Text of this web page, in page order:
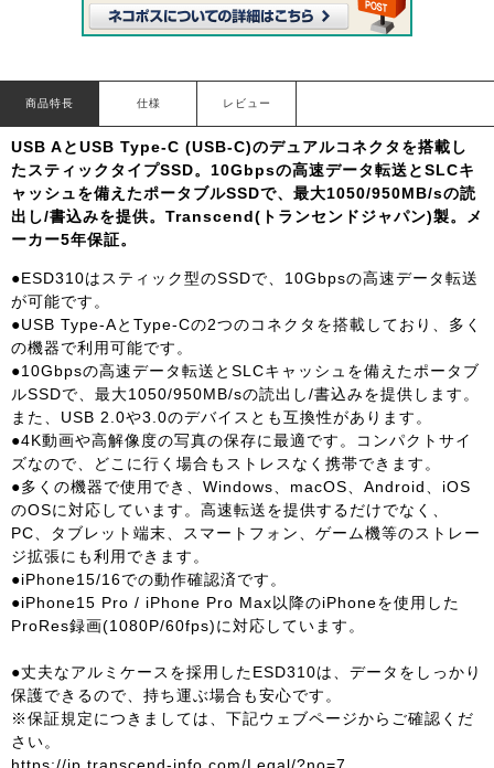
商品特長 仕様 レビュー
USB AとUSB Type-C (USB-C)のデュアルコネクタを搭載し
たスティックタイプSSD。10Gbpsの高速データ転送とSLCキ
ャッシュを備えたポータブルSSDで、最大1050/950MB/sの読
出し/書込みを提供。Transcend(トランセンドジャパン)製。メ
ーカー5年保証。
●ESD310はスティック型のSSDで、10Gbpsの高速データ転送
が可能です。
●USB Type-AとType-Cの2つのコネクタを搭載しており、多く
の機器で利用可能です。
●10Gbpsの高速データ転送とSLCキャッシュを備えたポータブ
ルSSDで、最大1050/950MB/sの読出し/書込みを提供します。
また、USB 2.0や3.0のデバイスとも互換性があります。
●4K動画や高解像度の写真の保存に最適です。コンパクトサイ
ズなので、どこに行く場合もストレスなく携帯できます。
●多くの機器で使用でき、Windows、macOS、Android、iOS
のOSに対応しています。高速転送を提供するだけでなく、
PC、タブレット端末、スマートフォン、ゲーム機等のストレー
ジ拡張にも利用できます。
●iPhone15/16での動作確認済です。
●iPhone15 Pro / iPhone Pro Max以降のiPhoneを使用した
ProRes録画(1080P/60fps)に対応しています。
●丈夫なアルミケースを採用したESD310は、データをしっかり
保護できるので、持ち運ぶ場合も安心です。
※保証規定につきましては、下記ウェブページからご確認くだ
さい。